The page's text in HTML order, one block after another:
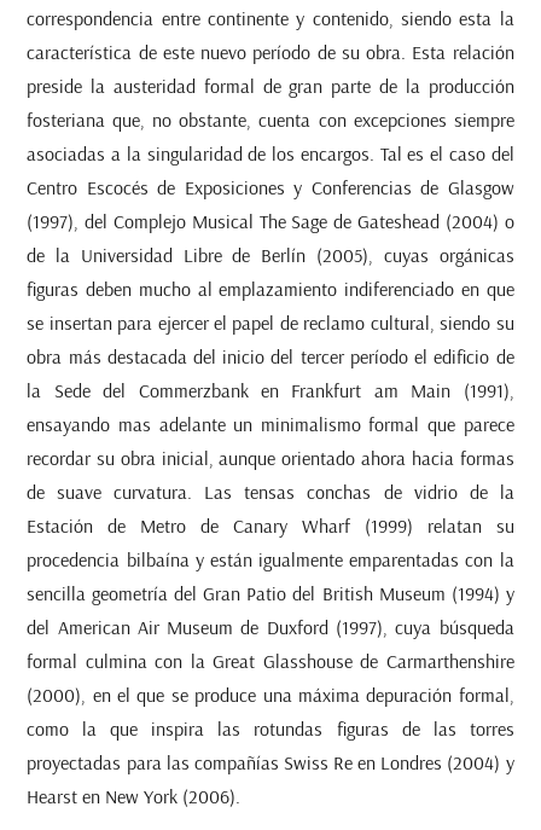
correspondencia entre continente y contenido, siendo esta la
característica de este nuevo período de su obra. Esta relación
preside la austeridad formal de gran parte de la producción
fosteriana que, no obstante, cuenta con excepciones siempre
asociadas a la singularidad de los encargos. Tal es el caso del
Centro Escocés de Exposiciones y Conferencias de Glasgow
(1997), del Complejo Musical The Sage de Gateshead (2004) o
de la Universidad Libre de Berlín (2005), cuyas orgánicas
figuras deben mucho al emplazamiento indiferenciado en que
se insertan para ejercer el papel de reclamo cultural, siendo su
obra más destacada del inicio del tercer período el edificio de
la Sede del Commerzbank en Frankfurt am Main (1991),
ensayando mas adelante un minimalismo formal que parece
recordar su obra inicial, aunque orientado ahora hacia formas
de suave curvatura. Las tensas conchas de vidrio de la
Estación de Metro de Canary Wharf (1999) relatan su
procedencia bilbaína y están igualmente emparentadas con la
sencilla geometría del Gran Patio del British Museum (1994) y
del American Air Museum de Duxford (1997), cuya búsqueda
formal culmina con laGreat Glasshousede Carmarthenshire
(2000), en el que se produce una máxima depuración formal,
como la que inspira las rotundas figuras de las torres
proyectadas para las compañías Swiss Re en Londres (2004) y
Hearst en New York (2006).